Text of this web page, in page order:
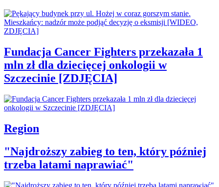
Fundacja Cancer Fighters przekazała 1
mln zł dla dziecięcej onkologii w
Szczecinie [ZDJĘCIA]
Region
"Najdroższy zabieg to ten, który później
trzeba latami naprawiać"